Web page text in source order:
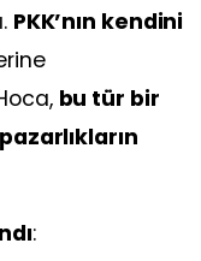
PKK’nın kendini
bu tür bir
: